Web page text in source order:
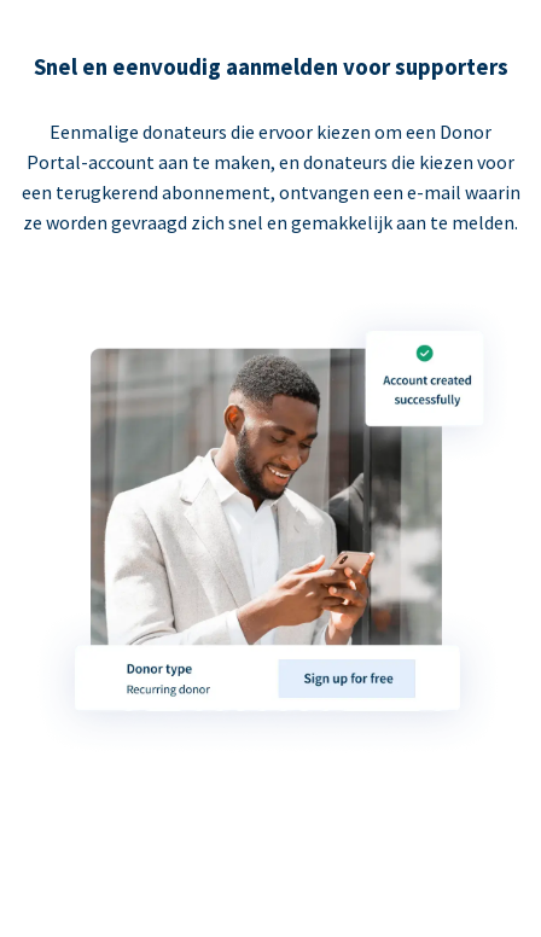
Snel en eenvoudig aanmelden voor supporters
Eenmalige donateurs die ervoor kiezen om een Donor
Portal-account aan te maken, en donateurs die kiezen voor
een terugkerend abonnement, ontvangen een e-mail waarin
ze worden gevraagd zich snel en gemakkelijk aan te melden.